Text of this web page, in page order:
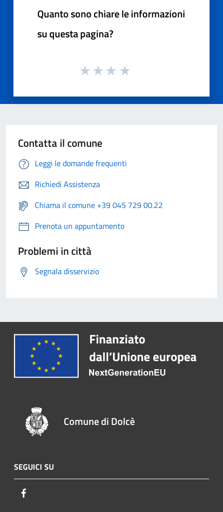
Quanto sono chiare le informazioni
su questa pagina?
Contatta il comune
Leggi le domande frequenti
Richiedi Assistenza
Chiama il comune +39 045 729 00.22
Prenota un appuntamento
Problemi in città
Segnala disservizio
Comune di Dolcè
SEGUICI SU